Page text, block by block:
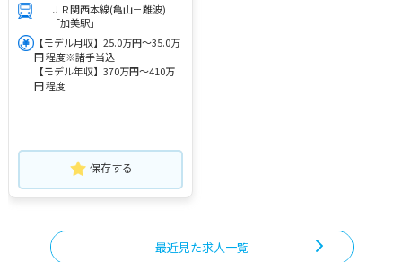
ＪＲ関西本線(亀山－難波)
「加美駅」
【モデル月収】25.0万円～35.0万
円 程度※諸手当込
【モデル年収】370万円～410万
円 程度
保存する
最近見た求人一覧